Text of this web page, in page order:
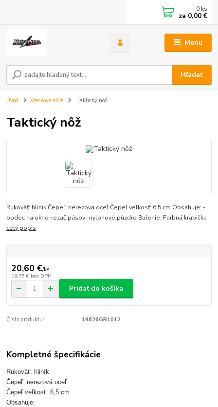
Menu
Hľadať
0 ks
za 0,00 €
Úvod Vreckové nože Taktický nôž
Taktický nôž
Rukoväť: hliník Čepeľ: nerezová oceľ Čepeľ veľkosť: 6,5 cm Obsahuje: -
bodec na okno-rezač pásov -nylonové púzdro Balenie: Farbná krabička
celý popis
20,60 €/ks
16,75 € bez DPH
Pridať do košíka
Číslo produktu: 19626GR1012
Kompletné špecifikácie
Rukoväť: hliník
Čepeľ: nerezová oceľ
Čepeľ veľkosť: 6,5 cm
Obsahuje: